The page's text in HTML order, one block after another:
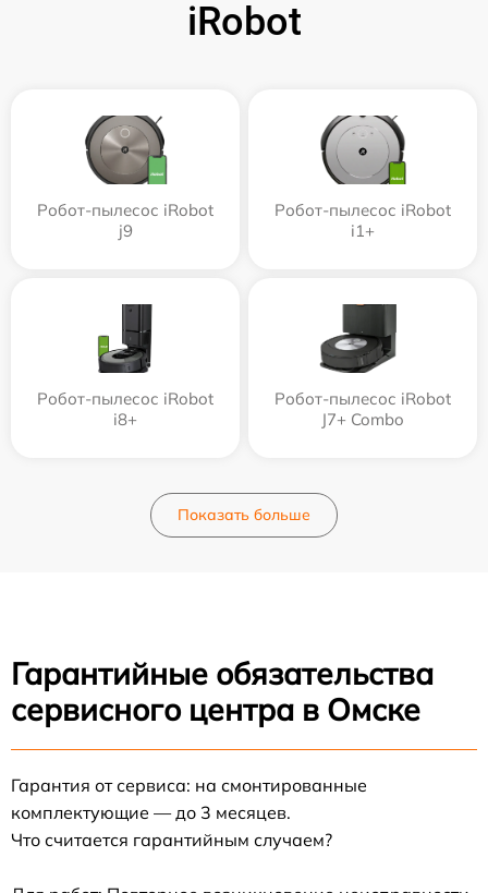
iRobot
Робот-пылесос iRobot
j9
Робот-пылесос iRobot
i1+
Робот-пылесос iRobot
i8+
Робот-пылесос iRobot
J7+ Combo
Показать больше
Гарантийные обязательства
сервисного центра в Омске
Гарантия от сервиса: на смонтированные
комплектующие — до 3 месяцев.
Что считается гарантийным случаем?